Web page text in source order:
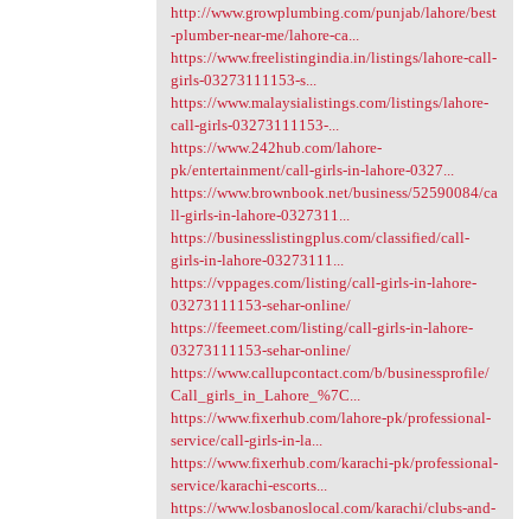
http://www.growplumbing.com/punjab/lahore/best
-plumber-near-me/lahore-ca...
https://www.freelistingindia.in/listings/lahore-call-
girls-03273111153-s...
https://www.malaysialistings.com/listings/lahore-
call-girls-03273111153-...
https://www.242hub.com/lahore-
pk/entertainment/call-girls-in-lahore-0327...
https://www.brownbook.net/business/52590084/ca
ll-girls-in-lahore-0327311...
https://businesslistingplus.com/classified/call-
girls-in-lahore-03273111...
https://vppages.com/listing/call-girls-in-lahore-
03273111153-sehar-online/
https://feemeet.com/listing/call-girls-in-lahore-
03273111153-sehar-online/
https://www.callupcontact.com/b/businessprofile/
Call_girls_in_Lahore_%7C...
https://www.fixerhub.com/lahore-pk/professional-
service/call-girls-in-la...
https://www.fixerhub.com/karachi-pk/professional-
service/karachi-escorts...
https://www.losbanoslocal.com/karachi/clubs-and-